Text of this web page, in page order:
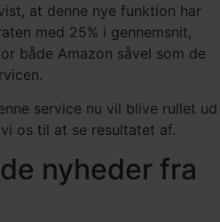
at denne nye funktion har
med 25% i gennemsnit,
både Amazon såvel som de
service nu vil blive rullet ud
os til at se resultatet af.
nyheder fra